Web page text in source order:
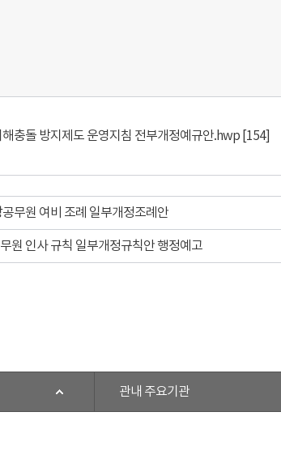
충돌 방지제도 운영지침 전부개정예규안.hwp [154]
무원 여비 조례 일부개정조례안
원 인사 규칙 일부개정규칙안 행정예고
관내 주요기관